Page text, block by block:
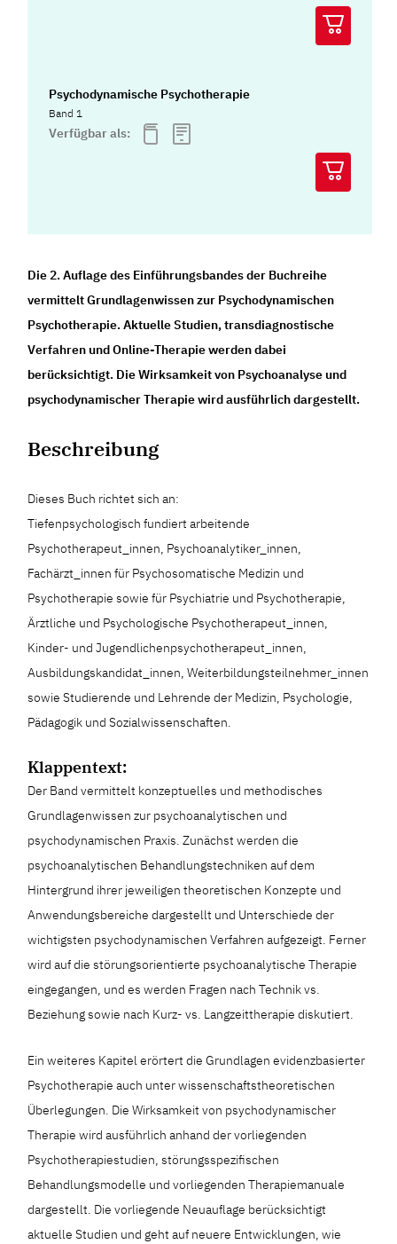
Psychodynamische Psychotherapie
Band 1
Verfügbar als:
Die 2. Auflage des Einführungsbandes der Buchreihe
vermittelt Grundlagenwissen zur Psychodynamischen
Psychotherapie. Aktuelle Studien, transdiagnostische
Verfahren und Online-Therapie werden dabei
berücksichtigt. Die Wirksamkeit von Psychoanalyse und
psychodynamischer Therapie wird ausführlich dargestellt.
Beschreibung
Dieses Buch richtet sich an:
Tiefenpsychologisch fundiert arbeitende
Psychotherapeut_innen, Psychoanalytiker_innen,
Fachärzt_innen für Psychosomatische Medizin und
Psychotherapie sowie für Psychiatrie und Psychotherapie,
Ärztliche und Psychologische Psychotherapeut_innen,
Kinder- und Jugendlichenpsychotherapeut_innen,
Ausbildungskandidat_innen, Weiterbildungsteilnehmer_innen
sowie Studierende und Lehrende der Medizin, Psychologie,
Pädagogik und Sozialwissenschaften.
Klappentext:
Der Band vermittelt konzeptuelles und methodisches
Grundlagenwissen zur psychoanalytischen und
psychodynamischen Praxis. Zunächst werden die
psychoanalytischen Behandlungstechniken auf dem
Hintergrund ihrer jeweiligen theoretischen Konzepte und
Anwendungsbereiche dargestellt und Unterschiede der
wichtigsten psychodynamischen Verfahren aufgezeigt. Ferner
wird auf die störungsorientierte psychoanalytische Therapie
eingegangen, und es werden Fragen nach Technik vs.
Beziehung sowie nach Kurz- vs. Langzeittherapie diskutiert.
Ein weiteres Kapitel erörtert die Grundlagen evidenzbasierter
Psychotherapie auch unter wissenschaftstheoretischen
Überlegungen. Die Wirksamkeit von psychodynamischer
Therapie wird ausführlich anhand der vorliegenden
Psychotherapiestudien, störungsspezifischen
Behandlungsmodelle und vorliegenden Therapiemanuale
dargestellt. Die vorliegende Neuauflage berücksichtigt
aktuelle Studien und geht auf neuere Entwicklungen, wie